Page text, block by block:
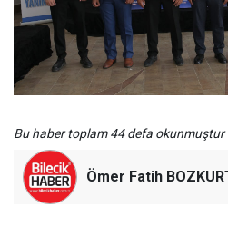
Bu haber toplam 44 defa okunmuştur
Ömer Fatih